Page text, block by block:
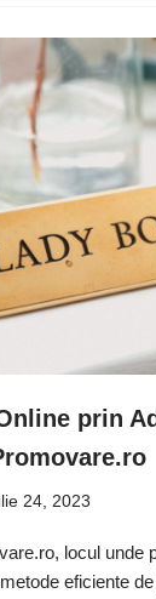
prin
24, 2023
locul unde
eficiente